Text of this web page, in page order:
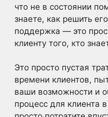
что не в состоянии
знаете, как решить
поддержка — это
клиенту того, кто
Это просто пустая
времени клиентов,
ваши возможности и
процесс для клиента